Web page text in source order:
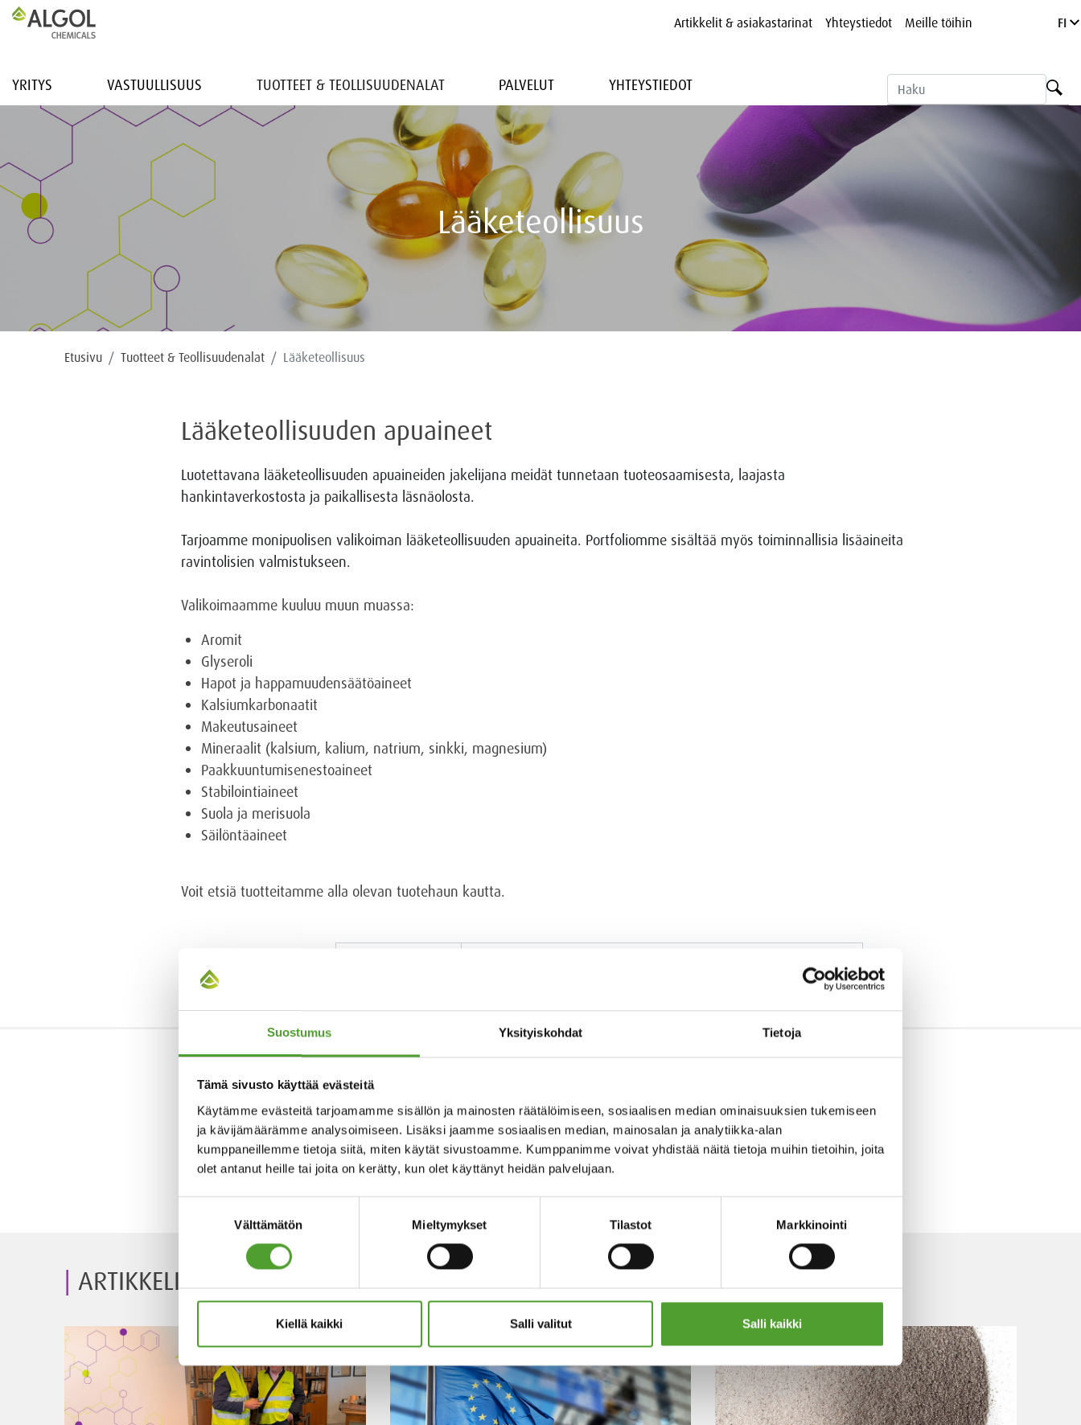
Suostumus Yksityiskohdat Tietoja
Tämä sivusto käyttää evästeitä
Käytämme evästeitä tarjoamamme sisällön ja mainosten räätälöimiseen, sosiaalisen median ominaisuuksien tukemiseen
ja kävijämäärämme analysoimiseen. Lisäksi jaamme sosiaalisen median, mainosalan ja analytiikka-alan
kumppaneillemme tietoja siitä, miten käytät sivustoamme. Kumppanimme voivat yhdistää näitä tietoja muihin tietoihin, joita
olet antanut heille tai joita on kerätty, kun olet käyttänyt heidän palvelujaan.
Välttämätön Mieltymykset Tilastot Markkinointi
Kiellä kaikki Salli valitut Salli kaikki
Artikkelit & asiakastarinat Yhteystiedot Meille töihin FI
YRITYS VASTUULLISUUS TUOTTEET & TEOLLISUUDENALAT PALVELUT YHTEYSTIEDOT
Lääketeollisuus
Etusivu Tuotteet & Teollisuudenalat Lääketeollisuus
Lääketeollisuuden apuaineet
Luotettavana lääketeollisuuden apuaineiden jakelijana meidät tunnetaan tuoteosaamisesta, laajasta
hankintaverkostosta ja paikallisesta läsnäolosta.
Tarjoamme monipuolisen valikoiman lääketeollisuuden apuaineita. Portfoliomme sisältää myös toiminnallisia lisäaineita
ravintolisien valmistukseen.
Valikoimaamme kuuluu muun muassa:
Aromit
Glyseroli
Hapot ja happamuudensäätöaineet
Kalsiumkarbonaatit
Makeutusaineet
Mineraalit (kalsium, kalium, natrium, sinkki, magnesium)
Paakkuuntumisenestoaineet
Stabilointiaineet
Suola ja merisuola
Säilöntäaineet
Voit etsiä tuotteitamme alla olevan tuotehaun kautta.
Hae
OTA YHTEYTTÄ
Jenni-Annika Kaikko
+358 50 413 9526
ARTIKKELIT